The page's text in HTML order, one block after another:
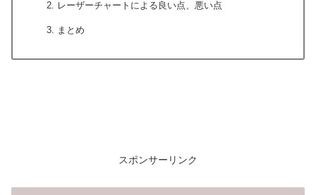
レーザーチャートによる良い点、悪い点
まとめ
スポンサーリンク